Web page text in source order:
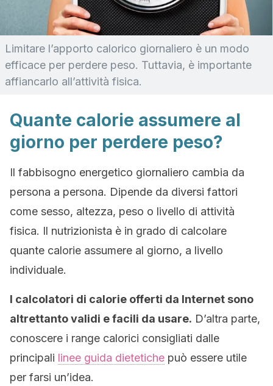
Limitare l’apporto calorico giornaliero è un modo
efficace per perdere peso. Tuttavia, è importante
affiancarlo all’attività fisica.
Quante calorie assumere al
giorno per perdere peso?
Il fabbisogno energetico giornaliero cambia da
persona a persona. Dipende da diversi fattori
come sesso, altezza, peso o livello di attività
fisica. Il nutrizionista è in grado di calcolare
quante calorie assumere al giorno, a livello
individuale.
I calcolatori di calorie offerti da Internet sono
altrettanto validi e facili da usare. D’altra parte,
conoscere i range calorici consigliati dalle
principali linee guida dietetiche può essere utile
per farsi un’idea.